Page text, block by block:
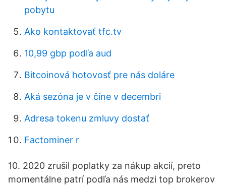
pobytu
Ako kontaktovať tfc.tv
10,99 gbp podľa aud
Bitcoinová hotovosť pre nás doláre
Aká sezóna je v číne v decembri
Adresa tokenu zmluvy dostať
Factominer r
10. 2020 zrušil poplatky za nákup akcií, preto
momentálne patrí podľa nás medzi top brokerov